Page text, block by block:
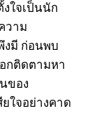
งใจเป็นนัก
วาม
งมี ก่อนพบ
กติดตามหา
ของ
ยใจอย่างคาด